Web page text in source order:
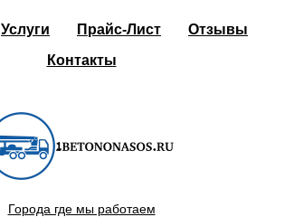
Услуги Прайс-Лист
Отзывы
Контакты
Города где мы работаем